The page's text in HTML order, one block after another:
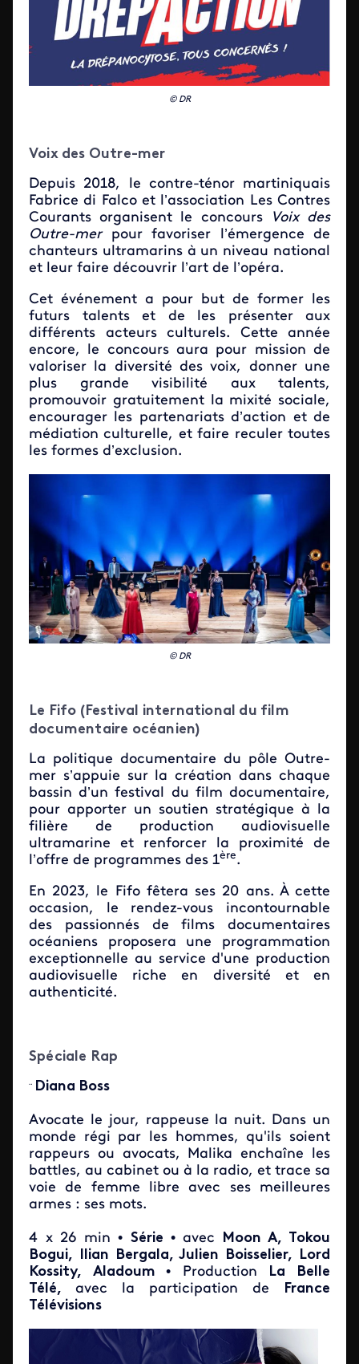
© DR
Voix des Outre-mer
Depuis 2018, le contre-ténor martiniquais
Fabrice di Falco et l’association Les Contres
Courants organisent le concours
Voix des
Outre-merpour favoriser l’émergence de
chanteurs ultramarins à un niveau national
et leur faire découvrir l’art de l’opéra.
Cet événement a pour but de former les
futurs talents et de les présenter aux
différents acteurs culturels. Cette année
encore, le concours aura pour mission de
valoriser la diversité des voix, donner une
plus grande visibilité aux talents,
promouvoir gratuitement la mixité sociale,
encourager les partenariats d’action et de
médiation culturelle, et faire reculer toutes
les formes d’exclusion.
© DR
Le Fifo (Festival international du film
documentaire océanien)
La politique documentaire du pôle Outre-
mer s’appuie sur la création dans chaque
bassin d’un festival du film documentaire,
pour apporter un soutien stratégique à la
filière de production audiovisuelle
ultramarine et renforcer la proximité de
l’offre de programmes des 1ère.
En 2023, le Fifo fêtera ses 20 ans. À cette
occasion, le rendez-vous incontournable
des passionnés de films documentaires
océaniens proposera une programmation
exceptionnelle au service d'une production
audiovisuelle riche en diversité et en
authenticité.
Spéciale Rap
¨ Diana Boss
Avocate le jour, rappeuse la nuit. Dans un
monde régi par les hommes, qu'ils soient
rappeurs ou avocats, Malika enchaîne les
battles, au cabinet ou à la radio, et trace sa
voie de femme libre avec ses meilleures
armes : ses mots.
4 x 26 min • Série • avec Moon A, Tokou
Bogui, Ilian Bergala, Julien Boisselier, Lord
Kossity, Aladoum• Production
La Belle
Télé, avec la participation de
France
Télévisions